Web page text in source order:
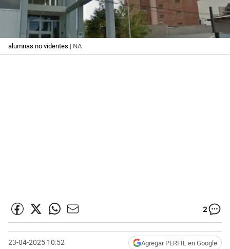
alumnas no videntes | NA
2
23-04-2025 10:52 Agregar PERFIL en Google